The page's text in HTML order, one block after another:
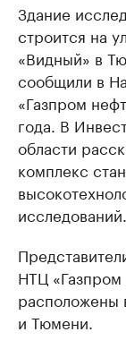
Здание
строится на
«Видный» в
сообщили в
«Газпром
года. В
области
комплекс
исследований.
НТЦ
расположены
и Тюмени.